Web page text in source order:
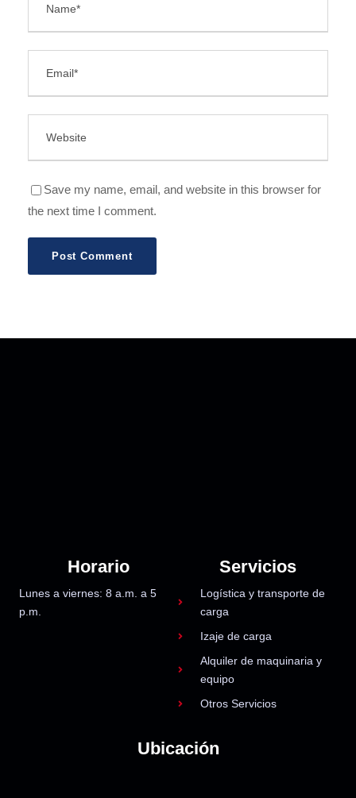
Save my name, email, and website in this browser for
the next time I comment.
Horario
Lunes a viernes: 8 a.m. a 5
p.m.
Servicios
Logística y transporte de
carga
Izaje de carga
Alquiler de maquinaria y
equipo
Otros Servicios
Ubicación